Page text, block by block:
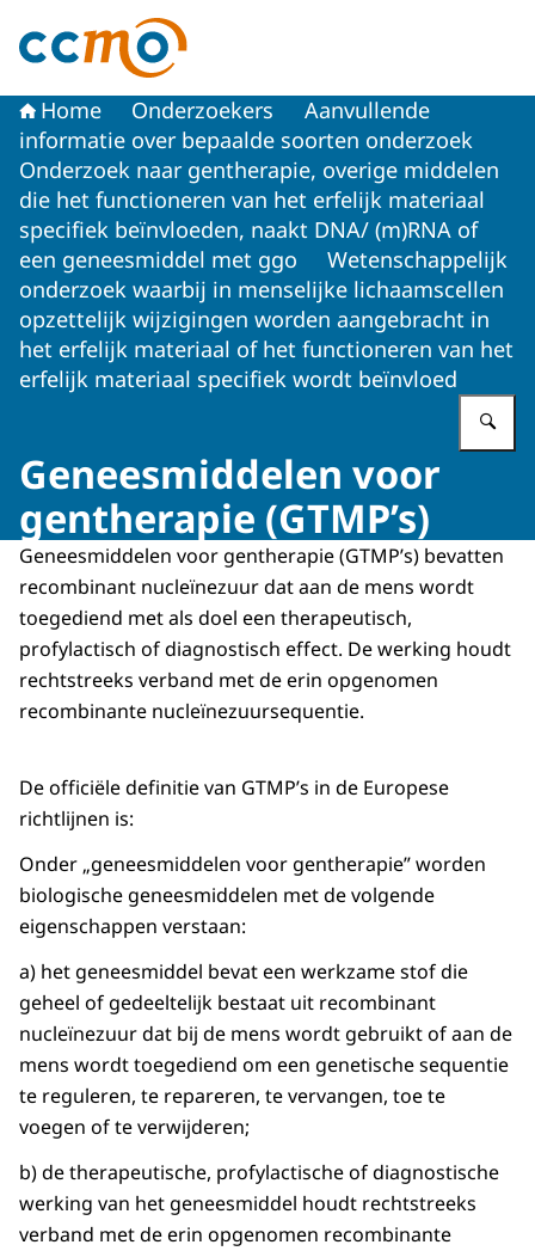
Naar de homepage van Centrale Commissie
Home Onderzoekers
Aanvullende
informatie over bepaalde soorten onderzoek
Onderzoek naar gentherapie, overige middelen
die het functioneren van het erfelijk materiaal
specifiek beïnvloeden, naakt DNA/ (m)RNA of
een geneesmiddel met ggo
Wetenschappelijk
onderzoek waarbij in menselijke lichaamscellen
opzettelijk wijzigingen worden aangebracht in
het erfelijk materiaal of het functioneren van het
erfelijk materiaal specifiek wordt beïnvloed
Geneesmiddelen voor
gentherapie (GTMP’s)
Geneesmiddelen voor gentherapie (GTMP’s) bevatten
recombinant nucleïnezuur dat aan de mens wordt
toegediend met als doel een therapeutisch,
profylactisch of diagnostisch effect. De werking houdt
rechtstreeks verband met de erin opgenomen
recombinante nucleïnezuursequentie.
De officiële definitie van GTMP’s in de Europese
richtlijnen is:
Onder „geneesmiddelen voor gentherapie” worden
biologische geneesmiddelen met de volgende
eigenschappen verstaan:
a) het geneesmiddel bevat een werkzame stof die
geheel of gedeeltelijk bestaat uit recombinant
nucleïnezuur dat bij de mens wordt gebruikt of aan de
mens wordt toegediend om een genetische sequentie
te reguleren, te repareren, te vervangen, toe te
voegen of te verwijderen;
b) de therapeutische, profylactische of diagnostische
werking van het geneesmiddel houdt rechtstreeks
verband met de erin opgenomen recombinante